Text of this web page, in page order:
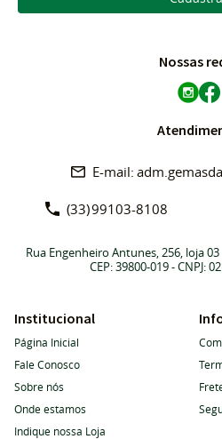
Nossas
(33)99103-8108
Rua Engenheiro Antunes, 256, loja 03
CEP: 39800-019- CNPJ:
Institucional
Página Inicial
Fale Conosco
Sobre nós
Onde estamos
Indique nossa Loja